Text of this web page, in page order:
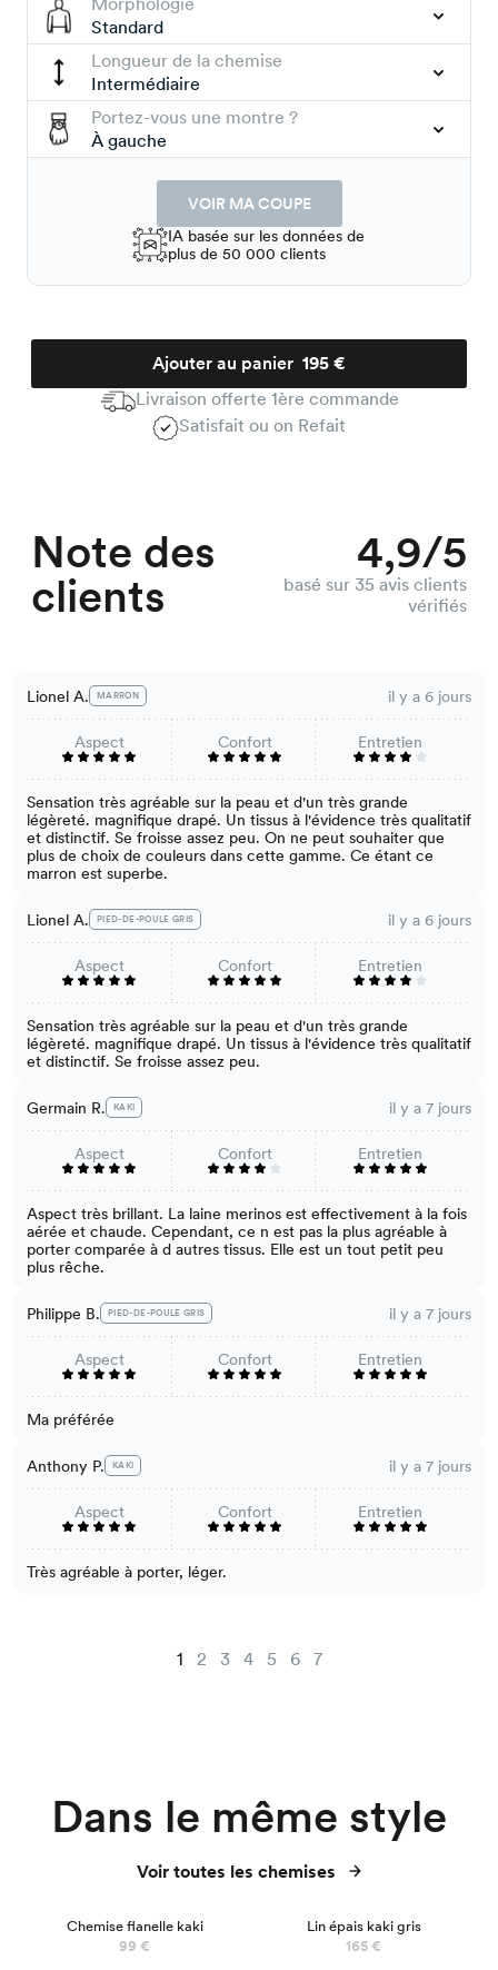
Standard
Longueur de la chemise
Intermédiaire
Portez-vous une montre ?
À gauche
VOIR MA COUPE
IA basée sur les données de
plus de 50 000 clients
Ajouter au panier
Livraison offerte 1ère commande
Satisfait ou on Refait
Note des
clients
4,9/5
basé sur 35 avis clients
vérifiés
Lionel A. MARRON il y a 6 jours
Aspect Confort Entretien
Sensation très agréable sur la peau et d'un très grande
légèreté. magnifique drapé. Un tissus à l'évidence très qualitatif
et distinctif. Se froisse assez peu. On ne peut souhaiter que
plus de choix de couleurs dans cette gamme. Ce étant ce
marron est superbe.
Lionel A. PIED-DE-POULE GRIS il y a 6 jours
Aspect Confort Entretien
Sensation très agréable sur la peau et d'un très grande
légèreté. magnifique drapé. Un tissus à l'évidence très qualitatif
et distinctif. Se froisse assez peu.
Germain R. KAKI il y a 7 jours
Aspect Confort Entretien
Aspect très brillant. La laine merinos est effectivement à la fois
aérée et chaude. Cependant, ce n est pas la plus agréable à
porter comparée à d autres tissus. Elle est un tout petit peu
plus rêche.
Philippe B. PIED-DE-POULE GRIS il y a 7 jours
Aspect Confort Entretien
Ma préférée
Anthony P. KAKI il y a 7 jours
Aspect Confort Entretien
Très agréable à porter, léger.
1 2 3 4 5 6 7
Dans le même style
Voir toutes les chemises
Chemise flanelle kaki
99 €
Lin épais kaki gris
165 €